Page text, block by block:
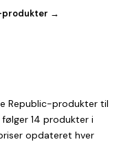
produkter →
Republic-produkter til
14 produkter i
opdateret hver